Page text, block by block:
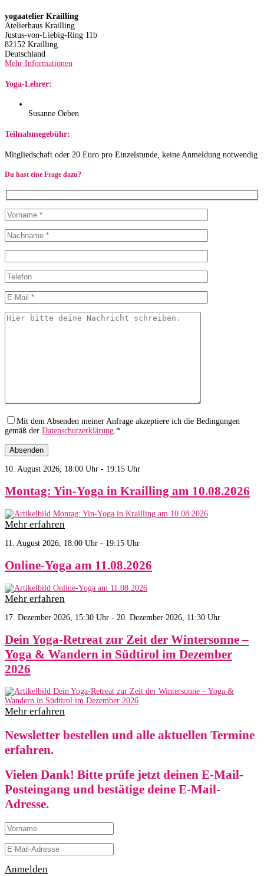
yogaatelier Krailling
Atelierhaus Krailling
Justus-von-Liebig-Ring 11b
82152 Krailling
Deutschland
Mehr Informationen
Yoga-Lehrer:
Susanne Oeben
Teilnahmegebühr:
Mitgliedschaft oder 20 Euro pro Einzelstunde, keine Anmeldung notwendig
Du hast eine Frage dazu?
Mit dem Absenden meiner Anfrage akzeptiere ich die Bedingungen
gemäß der Datenschutzerklärung .*
10. August 2026, 18:00 Uhr - 19:15 Uhr
Montag: Yin-Yoga in Krailling am 10.08.2026
Mehr erfahren
11. August 2026, 18:00 Uhr - 19:15 Uhr
Online-Yoga am 11.08.2026
Mehr erfahren
17. Dezember 2026, 15:30 Uhr - 20. Dezember 2026, 11:30 Uhr
Dein Yoga-Retreat zur Zeit der Wintersonne –
Yoga & Wandern in Südtirol im Dezember
2026
Mehr erfahren
Newsletter bestellen und alle aktuellen Termine
erfahren.
Vielen Dank! Bitte prüfe jetzt deinen E-Mail-
Posteingang und bestätige deine E-Mail-
Adresse.
Anmelden